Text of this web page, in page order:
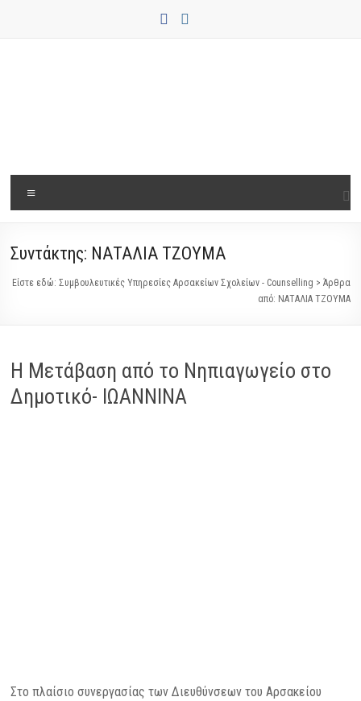
Συμβουλευτικές
Υπηρεσίες
Αρσακείων
Σχολείων
Συντάκτης: ΝΑΤΑΛΙΑ ΤΖΟΥΜΑ
Είστε εδώ: Συμβουλευτικές Υπηρεσίες Αρσακείων Σχολείων - Counselling > Άρθρα
από: ΝΑΤΑΛΙΑ ΤΖΟΥΜΑ
Η Μετάβαση από το Νηπιαγωγείο στο
Δημοτικό- ΙΩΑΝΝΙΝΑ
Στο πλαίσιο συνεργασίας των Διευθύνσεων του Αρσακείου